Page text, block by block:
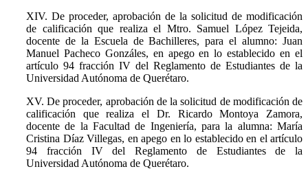
XIV. De proceder, aprobación de la solicitud de modificación
de calificación que realiza el Mtro. Samuel López Tejeida,
docente de la Escuela de Bachilleres, para el alumno: Juan
Manuel Pacheco Gonzáles, en apego en lo establecido en el
artículo 94 fracción IV del Reglamento de Estudiantes de la
Universidad Autónoma de Querétaro.
XV. De proceder, aprobación de la solicitud de modificación de
calificación que realiza el Dr. Ricardo Montoya Zamora,
docente de la Facultad de Ingeniería, para la alumna: María
Cristina Díaz Villegas, en apego en lo establecido en el artículo
94 fracción IV del Reglamento de Estudiantes de la
Universidad Autónoma de Querétaro.